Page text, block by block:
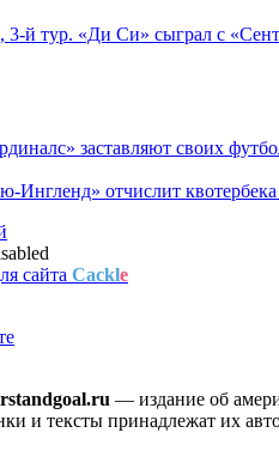
3-й тур. «Ди Си» сыграл с
заставляют своих
Ингленд» отчислит
сайта Cackle
— издание об
и тексты принадлежат их